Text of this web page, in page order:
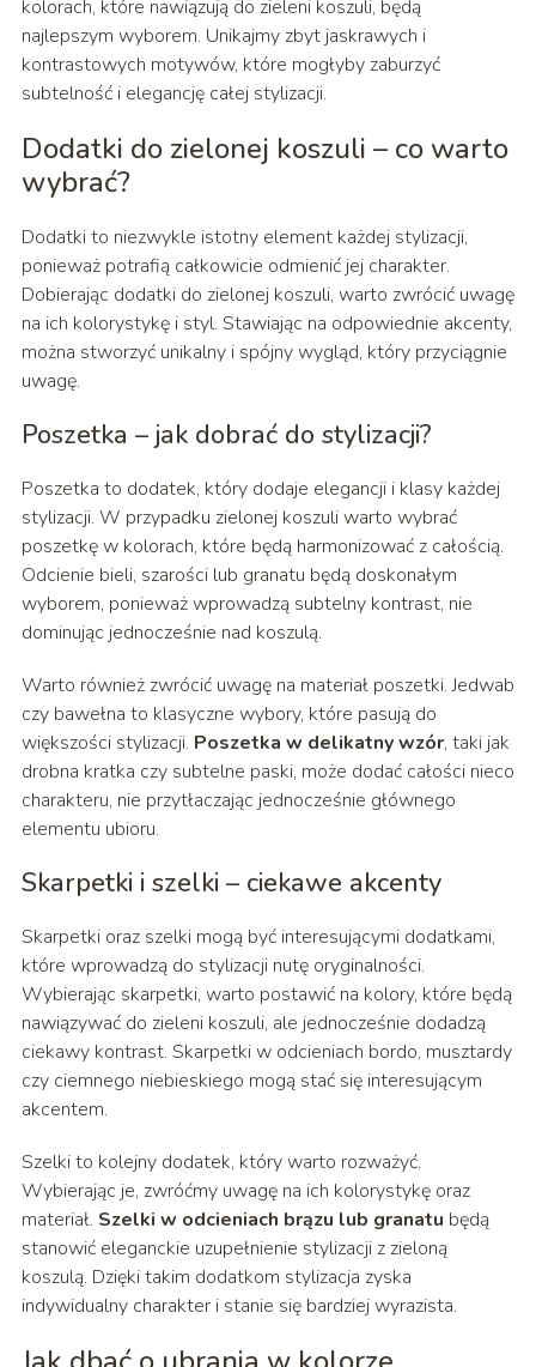
kolorach, które nawiązują do zieleni koszuli, będą
najlepszym wyborem. Unikajmy zbyt jaskrawych i
kontrastowych motywów, które mogłyby zaburzyć
subtelność i elegancję całej stylizacji.
Dodatki do zielonej koszuli – co warto
wybrać?
Dodatki to niezwykle istotny element każdej stylizacji,
ponieważ potrafią całkowicie odmienić jej charakter.
Dobierając dodatki do zielonej koszuli, warto zwrócić uwagę
na ich kolorystykę i styl. Stawiając na odpowiednie akcenty,
można stworzyć unikalny i spójny wygląd, który przyciągnie
uwagę.
Poszetka – jak dobrać do stylizacji?
Poszetka to dodatek, który dodaje elegancji i klasy każdej
stylizacji. W przypadku zielonej koszuli warto wybrać
poszetkę w kolorach, które będą harmonizować z całością.
Odcienie bieli, szarości lub granatu będą doskonałym
wyborem, ponieważ wprowadzą subtelny kontrast, nie
dominując jednocześnie nad koszulą.
Warto również zwrócić uwagę na materiał poszetki. Jedwab
czy bawełna to klasyczne wybory, które pasują do
większości stylizacji. Poszetka w delikatny wzór, taki jak
drobna kratka czy subtelne paski, może dodać całości nieco
charakteru, nie przytłaczając jednocześnie głównego
elementu ubioru.
Skarpetki i szelki – ciekawe akcenty
Skarpetki oraz szelki mogą być interesującymi dodatkami,
które wprowadzą do stylizacji nutę oryginalności.
Wybierając skarpetki, warto postawić na kolory, które będą
nawiązywać do zieleni koszuli, ale jednocześnie dodadzą
ciekawy kontrast. Skarpetki w odcieniach bordo, musztardy
czy ciemnego niebieskiego mogą stać się interesującym
akcentem.
Szelki to kolejny dodatek, który warto rozważyć.
Wybierając je, zwróćmy uwagę na ich kolorystykę oraz
materiał. Szelki w odcieniach brązu lub granatu będą
stanowić eleganckie uzupełnienie stylizacji z zieloną
koszulą. Dzięki takim dodatkom stylizacja zyska
indywidualny charakter i stanie się bardziej wyrazista.